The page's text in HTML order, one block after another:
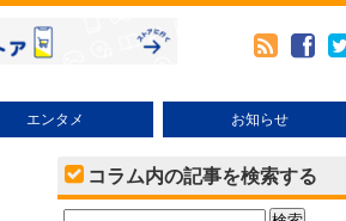
エンタメ お知らせ
コラム内の記事を検索する